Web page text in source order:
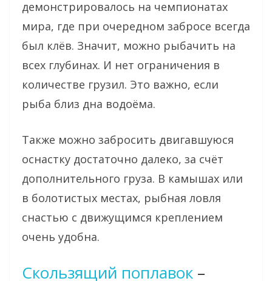
демонстрировалось на чемпионатах
мира, где при очередном забросе всегда
был клёв. Значит, можно рыбачить на
всех глубинах. И нет ограничения в
количестве грузил. Это важно, если
рыба близ дна водоёма.
Также можно забросить двигавшуюся
оснастку достаточно далеко, за счёт
дополнительного груза. В камышах или
в болотистых местах, рыбная ловля
снастью с движущимся креплением
очень удобна.
Скользящий поплавок –